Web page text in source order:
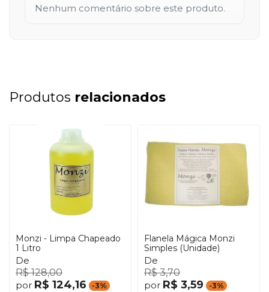
Nenhum comentário sobre este produto.
Produtos relacionados
Monzi - Limpa Chapeado
1 Litro
De
R$ 128,00
por R$ 124,16 -3%
Flanela Mágica Monzi
Simples (Unidade)
De
R$ 3,70
por R$ 3,59 -3%